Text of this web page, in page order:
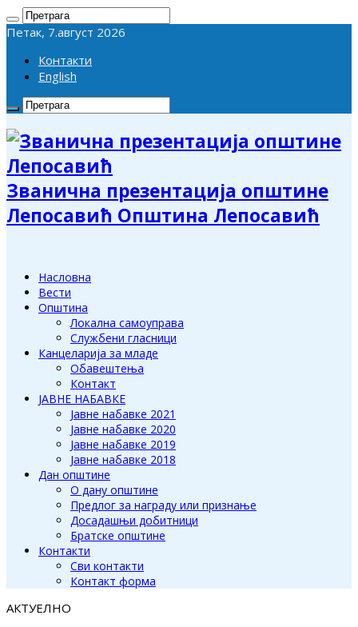
Петак, 7.август 2026
Контакти
English
Званична презентација општине
Лепосавић Општина Лепосавић
Насловна
Вести
Општина
Локална самоуправа
Службени гласници
Канцеларија за младе
Обавештења
Контакт
ЈАВНЕ НАБАВКЕ
Јавне набавке 2021
Јавне набавке 2020
Јавне набавке 2019
Јавне набавке 2018
Дан општине
О дану општине
Предлог за награду или признање
Досадашњи добитници
Братске општине
Контакти
Сви контакти
Контакт форма
АКТУЕЛНО